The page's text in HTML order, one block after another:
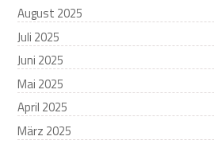
August 2025
Juli 2025
Juni 2025
Mai 2025
April 2025
März 2025